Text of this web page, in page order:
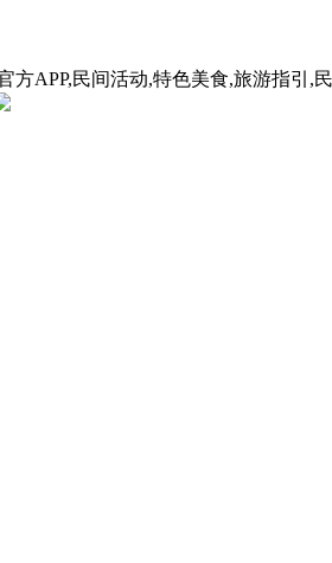
方APP,民间活动,特色美食,旅游指引,